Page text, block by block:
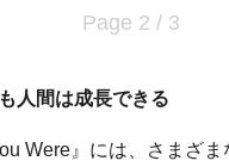
Page 2 / 3
人間は成長できる
Were』には、さまざま